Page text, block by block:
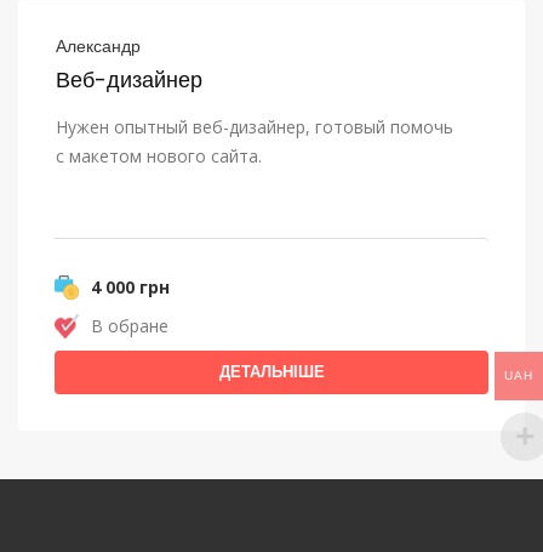
Александр
Веб-дизайнер
Нужен опытный веб-дизайнер, готовый помочь
с макетом нового сайта.
4 000 грн
В обране
ДЕТАЛЬНІШЕ
UAH